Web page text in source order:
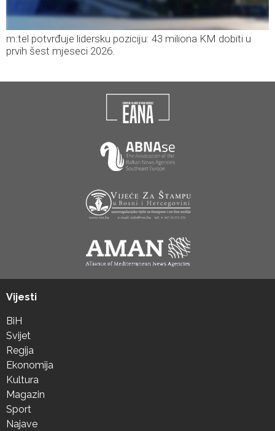
m:tel potvrđuje lidersku poziciju: 43 miliona KM dobiti u
prvih šest mjeseci 2026.
Vijesti
BiH
Svijet
Regija
Ekonomija
Kultura
Magazin
Sport
Najave